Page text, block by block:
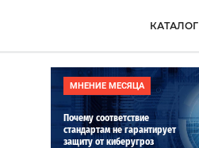
КАТАЛОГ
МНЕНИЕ МЕСЯЦА
Почему соответствие
стандартам не гарантирует
защиту от киберугроз